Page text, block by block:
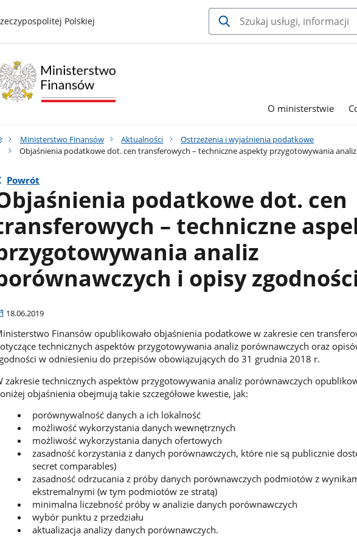
Polskiej
O ministerstwie
Ministerstwo Finansów Aktualności
Ostrzeżenia i wyjaśnienia podatkowe
Objaśnienia podatkowe dot. cen transferowych – techniczne aspekty przygotowywania
Powrót
podatkowe dot. cen
– techniczne
analiz
i opisy
18.06.2019
Finansów opublikowało objaśnienia podatkowe w zakresie cen
technicznych aspektów przygotowywania analiz porównawczych oraz
w odniesieniu do przepisów obowiązujących do 31 grudnia 2018 r.
zakresie technicznych aspektów przygotowywania analiz porównawczych
objaśnienia obejmują takie szczegółowe kwestie, jak:
porównywalność danych a ich lokalność
możliwość wykorzystania danych wewnętrznych
możliwość wykorzystania danych ofertowych
zasadność korzystania z danych porównawczych, które nie są publicznie
secret comparables)
zasadność odrzucania z próby danych porównawczych podmiotów z
ekstremalnymi (w tym podmiotów ze stratą)
minimalna liczebność próby w analizie danych porównawczych
wybór punktu z przedziału
aktualizacja analizy danych porównawczych.